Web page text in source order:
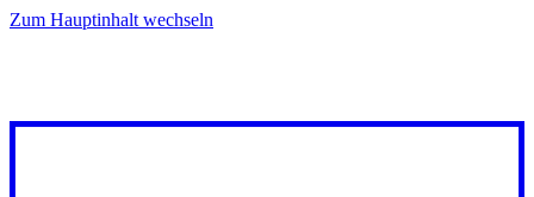
Zum Hauptinhalt wechseln